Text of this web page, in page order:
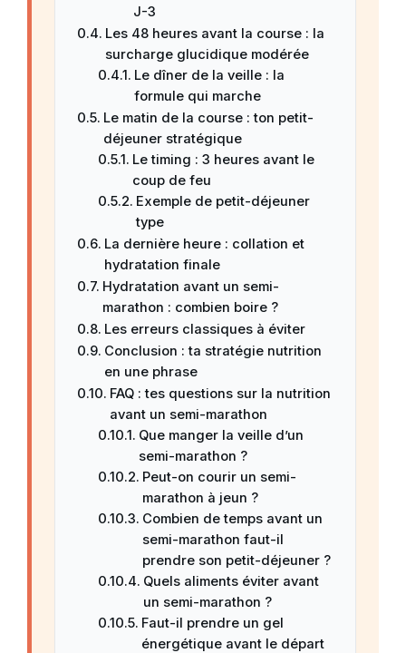
J-3
Les 48 heures avant la course : la
surcharge glucidique modérée
Le dîner de la veille : la
formule qui marche
Le matin de la course : ton petit-
déjeuner stratégique
Le timing : 3 heures avant le
coup de feu
Exemple de petit-déjeuner
type
La dernière heure : collation et
hydratation finale
Hydratation avant un semi-
marathon : combien boire ?
Les erreurs classiques à éviter
Conclusion : ta stratégie nutrition
en une phrase
FAQ : tes questions sur la nutrition
avant un semi-marathon
Que manger la veille d’un
semi-marathon ?
Peut-on courir un semi-
marathon à jeun ?
Combien de temps avant un
semi-marathon faut-il
prendre son petit-déjeuner ?
Quels aliments éviter avant
un semi-marathon ?
Faut-il prendre un gel
énergétique avant le départ